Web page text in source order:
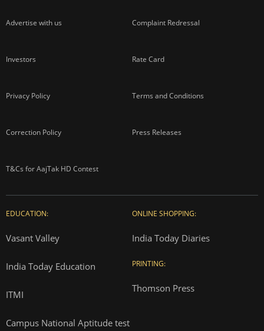
Advertise with us Complaint Redressal
Investors Rate Card
Privacy Policy Terms and Conditions
Correction Policy Press Releases
T&Cs for AajTak HD Contest
EDUCATION:
Vasant Valley
India Today Education
ITMI
Campus National Aptitude test
ONLINE SHOPPING:
India Today Diaries
PRINTING:
Thomson Press